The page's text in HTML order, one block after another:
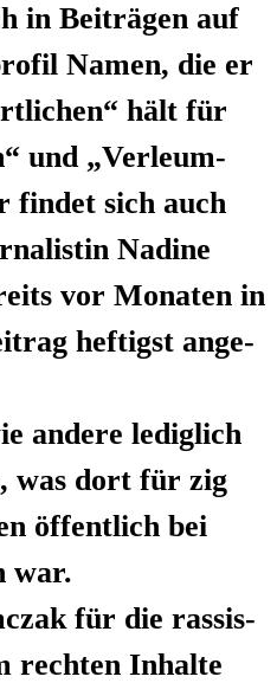
in Bei­trä­gen auf
Namen, die er
hält für
und „Ver­leum­
fin­det sich auch
Nadi­ne
vor Mona­ten in
hef­tigst ange­
ande­re ledig­lich
was dort für zig
öffent­lich bei
war.
für die ras­sis­
rech­ten Inhal­te